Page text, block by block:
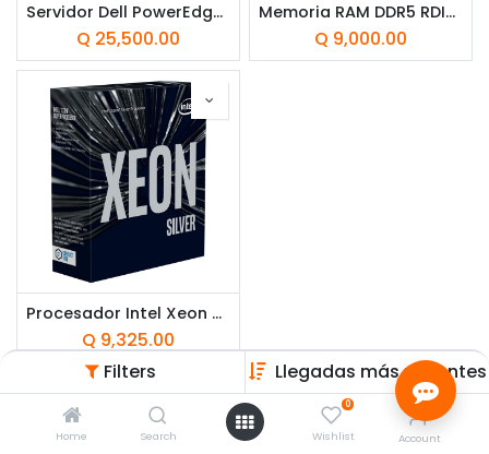
Filters Llegadas más recientes
Home Search
0
Wishlist Account
Servidor Dell PowerEdge T160 Intel Xeon 6 6315P 16GB RAM 2TB HDD IDRAC 9 Básico 16G 300 Watts 1 año Garantía ProSupport NBD
Q 25,500.00
Memoria RAM DDR5 RDIMM 16GB Dell 5600MHz ECC CL46
Q 9,000.00
Procesador Intel Xeon Silver 4214 2.20 GHz 2da Gen Xeon para Servidor Dell R740
Q 9,325.00